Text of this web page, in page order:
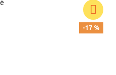
-17 %